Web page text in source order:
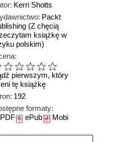
Kerri Shotts
Packt
(Z chęcią
książkę w
polskim)
pierwszym, który
tę książkę
192
formaty:
ePubMobi